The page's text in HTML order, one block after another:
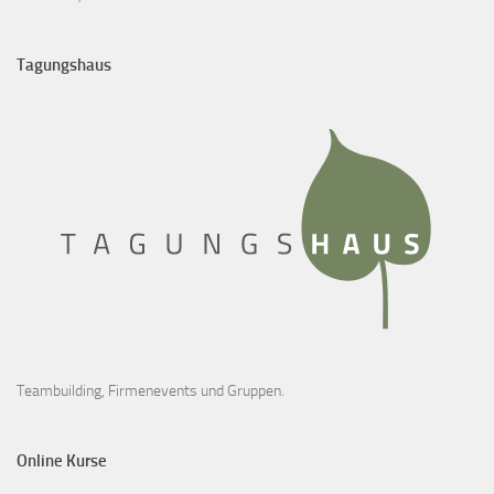
Tagungshaus
Teambuilding, Firmenevents und Gruppen.
Online Kurse